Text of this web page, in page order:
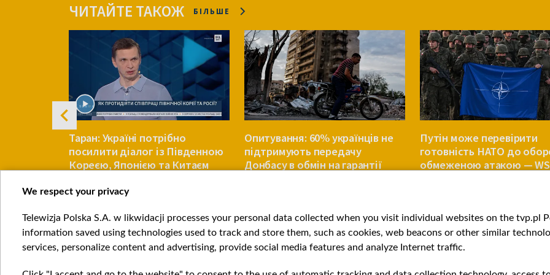
ЧИТАЙТЕ ТАКОЖ БІЛЬШЕ
Таран: Україні потрібно
посилити діалог із Південною
Кореєю, Японією та Китаєм
ВІЙНА
Опитування: 60% українців не
підтримують передачу
Донбасу в обмін на гарантії
Путін може перевірити
готовність НАТО до
обмеженою атакою —
Item
1
of
We respect your privacy
Telewizja Polska S.A. w likwidacji processes your personal data collected when you visit individual websites on the tvp.pl
information saved using technologies used to track and store them, such as cookies, web beacons or other similar
services, personalize content and advertising, provide social media features and analyze Internet traffic.